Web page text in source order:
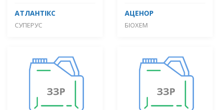
АТЛАНТІКС
СУПЕРУС
АЦЕНОР
БІОХЕМ